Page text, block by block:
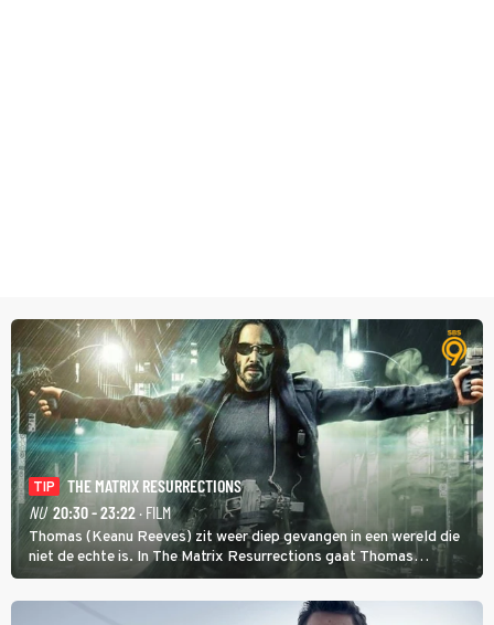
TIP
THE MATRIX RESURRECTIONS
NU 20:30 - 23:22 · FILM
Thomas (Keanu Reeves) zit weer diep gevangen in een wereld die
niet de echte is. In The Matrix Resurrections gaat Thomas
proberen uit deze schijnwereld te ontsnappen.